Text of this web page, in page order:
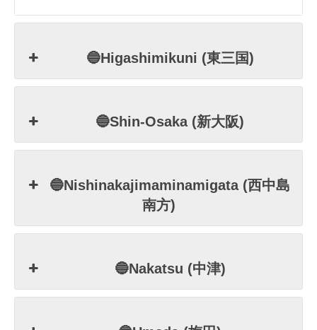
🔵Higashimikuni (東三国)
🔵Shin-Osaka (新大阪)
🔵Nishinakajimaminamigata (西中島
南方)
🔵Nakatsu (中津)